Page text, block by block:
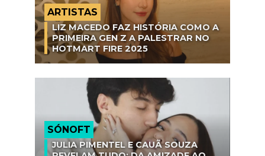
ARTISTAS
LIZ MACEDO FAZ HISTÓRIA COMO A
PRIMEIRA GEN Z A PALESTRAR NO
HOTMART FIRE 2025
SÓNOFT
JULIA PIMENTEL E CAUÃ SOUZA